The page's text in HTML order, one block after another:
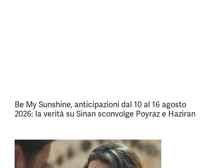
Be My Sunshine, anticipazioni dal 10 al 16 agosto
2026: la verità su Sinan sconvolge Poyraz e Haziran